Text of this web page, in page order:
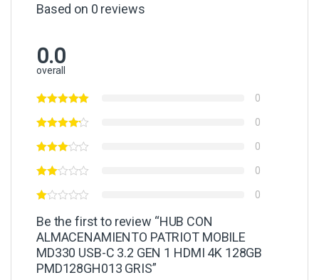
Based on 0 reviews
0.0
overall
0
0
0
0
0
Be the first to review “HUB CON
ALMACENAMIENTO PATRIOT MOBILE
MD330 USB-C 3.2 GEN 1 HDMI 4K 128GB
PMD128GH013 GRIS”